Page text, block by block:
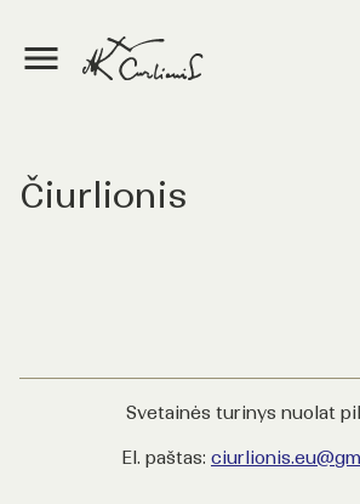
Čiurlionis
Svetainės turinys nuolat
El. paštas: